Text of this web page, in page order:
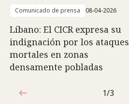
Comunicado de prensa 08-04-2026
Líbano: El CICR expresa su
indignación por los ataques
mortales en zonas
densamente pobladas
1de3
1/3